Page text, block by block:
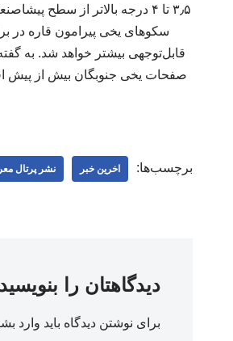
۳٫۵ تا ۴ درجه بالاتر از
سکوهای یخی پیرامون قاره در
صفحات یخی جنوبگان بیش از پیش
برچسب‌ها: اخرین خبر نشر پرتال
دیدگاهتان را بنویسید
برای نوشتن دیدگاه باید وارد